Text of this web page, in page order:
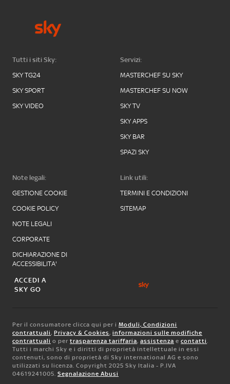
Tutti i siti Sky:
SKY TG24
SKY SPORT
SKY VIDEO
Servizi:
MASTERCHEF SU SKY
MASTERCHEF SU NOW
SKY TV
SKY APPS
SKY BAR
SPAZI SKY
Note legali:
GESTIONE COOKIE
COOKIE POLICY
NOTE LEGALI
CORPORATE
DICHIARAZIONE DI
ACCESSIBILITA'
Link utili:
TERMINI E CONDIZIONI
SITEMAP
ACCEDI A
SKY GO
Per il consumatore clicca qui per i Moduli, Condizioni
contrattuali, Privacy & Cookies, informazioni sulle modifiche
contrattuali o per trasparenza tariffaria, assistenza e contatti.
Tutti i marchi Sky e i diritti di proprietà intellettuale in essi
contenuti, sono di proprietà di Sky international AG e sono
utilizzati su licenza. Copyright 2025 Sky Italia - P.IVA
04619241005. Segnalazione Abusi